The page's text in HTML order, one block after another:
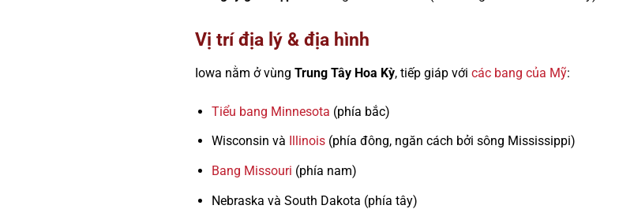
Vị trí địa lý & địa hình
Iowa nằm ở vùng Trung Tây Hoa Kỳ, tiếp giáp với các bang của Mỹ:
Tiểu bang Minnesota (phía bắc)
Wisconsin và
Illinois(phía đông, ngăn cách bởi sông Mississippi)
Bang Missouri (phía nam)
Nebraska và South Dakota (phía tây)